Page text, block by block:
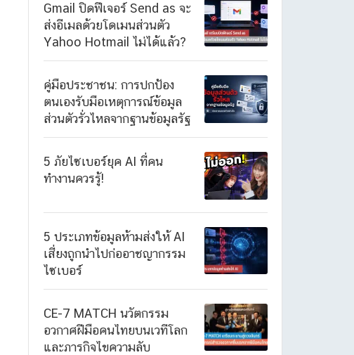
Gmail ปิดฟีเจอร์ Send as จะ
ส่งอีเมลด้วยโดเมนส่วนตัว
Yahoo Hotmail ไม่ได้แล้ว?
คู่มือประชาชน: การปกป้อง
ตนเองรับมือเหตุการณ์ข้อมูล
ส่วนตัวรั่วไหลจากฐานข้อมูลรัฐ
5 ภัยไซเบอร์ยุค AI ที่คน
ทำงานควรรู้!
5 ประเภทข้อมูลห้ามส่งให้ AI
เสี่ยงถูกนำไปก่ออาชญากรรม
ไซเบอร์
CE-7 MATCH นวัตกรรม
อวกาศฝีมือคนไทยบนเวทีโลก
และภารกิจไขความลับ